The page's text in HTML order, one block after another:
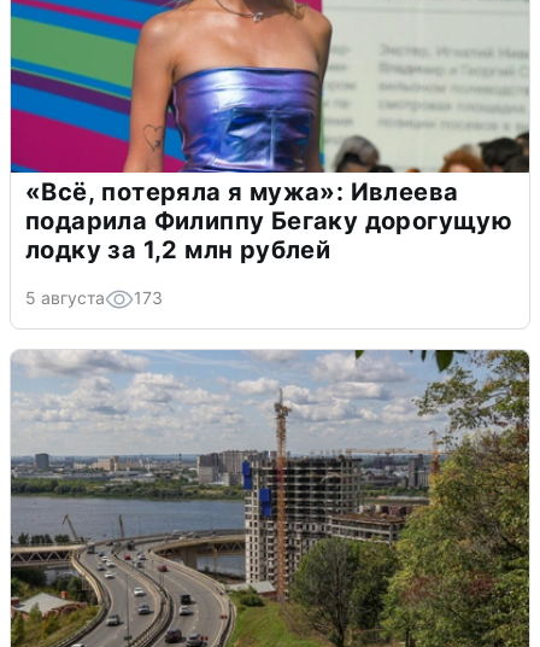
«Всё, потеряла я мужа»: Ивлеева
подарила Филиппу Бегаку дорогущую
лодку за 1,2 млн рублей
5 августа 173